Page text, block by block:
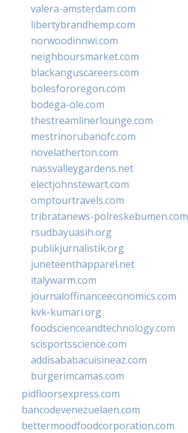
valera-amsterdam.com
libertybrandhemp.com
norwoodinnwi.com
neighboursmarket.com
blackanguscareers.com
bolesfororegon.com
bodega-ole.com
thestreamlinerlounge.com
mestrinorubanofc.com
novelatherton.com
nassvalleygardens.net
electjohnstewart.com
omptourtravels.com
tribratanews-polreskebumen.com
rsudbayuasih.org
publikjurnalistik.org
juneteenthapparel.net
italywarm.com
journaloffinanceeconomics.com
kvk-kumari.org
foodscienceandtechnology.com
scisportsscience.com
addisababacuisineaz.com
burgerimcamas.com
pidfloorsexpress.com
bancodevenezuelaen.com
bettermoodfoodcorporation.com